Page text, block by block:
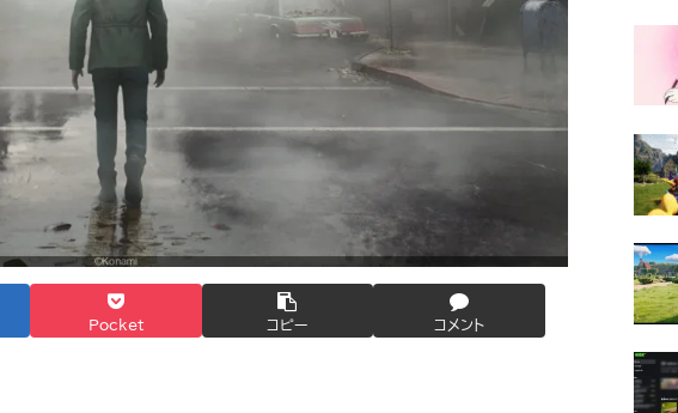
Pocket コピー コメント